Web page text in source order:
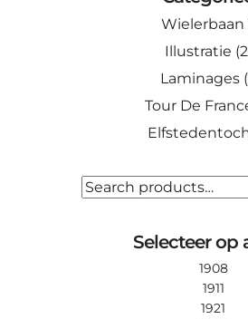
Wielerbaan
Illustratie
Laminages
Tour De
SEARCH
Selecteer op
1908
1911
1921